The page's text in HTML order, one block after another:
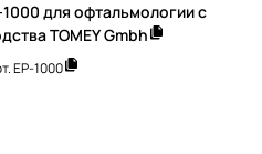
для офтальмологии с
TOMEY Gmbh
EP-1000